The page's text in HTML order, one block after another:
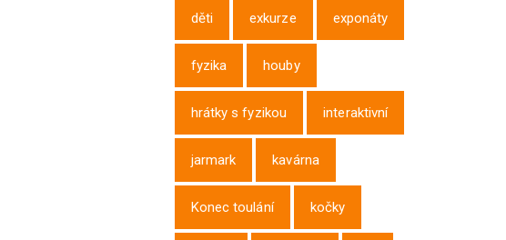
děti exkurze exponáty
fyzika houby
hrátky s fyzikou interaktivní
jarmark kavárna
Konec toulání kočky